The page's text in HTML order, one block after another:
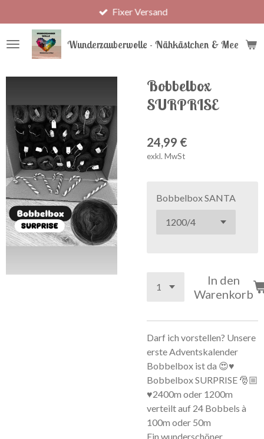
Hauptinhalt
springen
Wunderzauberwolle - Nähkästchen & Meer
Fixer Versand
Bobbelbox
SURPRISE
24,99 €
exkl. MwSt
Bobbelbox SANTA
In den
Warenkorb
Darf ich vorstellen? Unsere
erste Adventskalender
Bobbelbox ist da 😍♥️
Bobbelbox SURPRISE 🎅🏼
♥️2400m oder 1200m
verteilt auf 24 Bobbels à
100m oder 50m
Ein wunderschöner